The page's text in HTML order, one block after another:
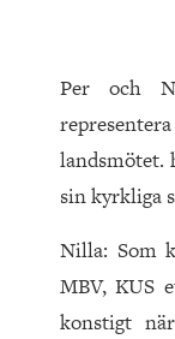
Per och
landsmötet.
sin kyrkliga
Nilla: Som
MBV, KUS
konstigt